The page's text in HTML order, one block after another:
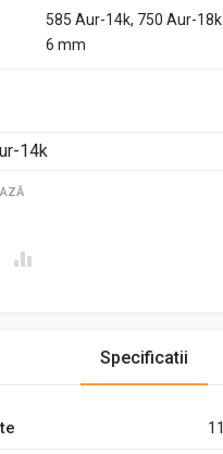
585 Aur-14k, 750 Aur-18k
6 mm
Specificatii